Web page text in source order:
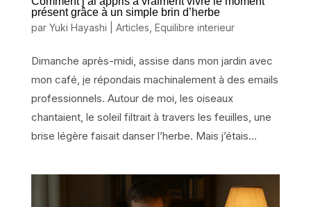
présent grâce à un simple brin d’herbe
par Yuki Hayashi Articles Equilibre interieur
Dimanche après-midi, assise dans mon jardin avec
mon café, je répondais machinalement à des emails
professionnels. Autour de moi, les oiseaux
chantaient, le soleil filtrait à travers les feuilles, une
brise légère faisait danser l’herbe. Mais j’étais...